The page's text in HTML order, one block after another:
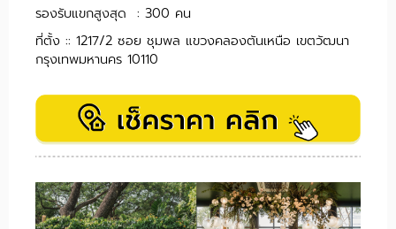
รองรับแขกสูงสุด : 300 คน
ที่ตั้ง :: 1217/2 ซอย ชุมพล แขวงคลองตันเหนือ เขตวัฒนา
กรุงเทพมหานคร 10110